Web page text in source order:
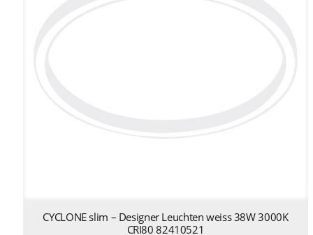
CYCLONE slim – Designer Leuchten weiss 38W 3000K
CRI80 82410521